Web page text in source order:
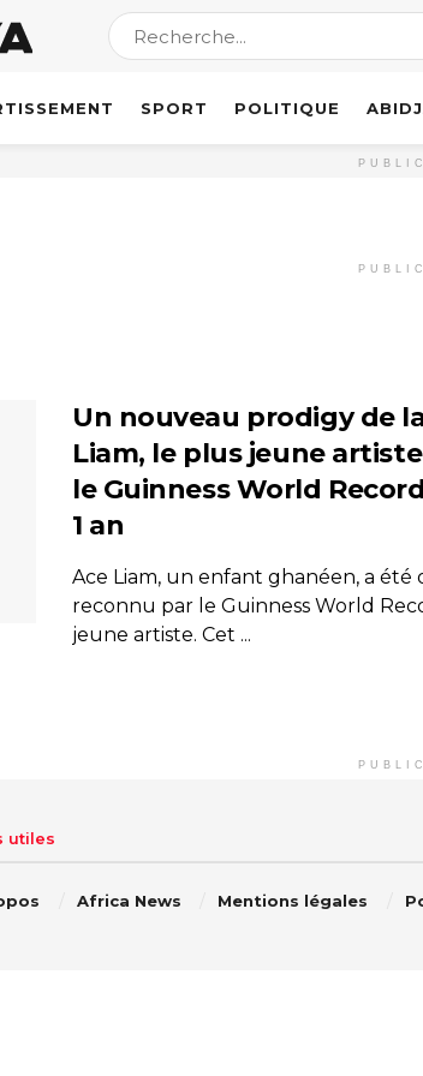
SPORT POLITIQUE
Un nouveau prodigy de
Liam, le plus jeune
le Guinness World
1 an
Ace Liam, un enfant ghanéen, a
reconnu par le Guinness World
jeune artiste. Cet ...
utiles
Africa News Mentions légales